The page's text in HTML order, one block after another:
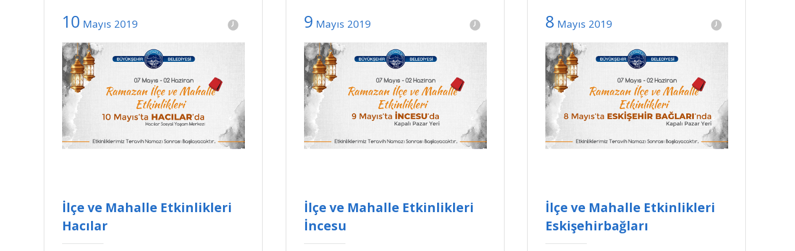
10 Mayıs 2019
İlçe ve Mahalle Etkinlikleri
Hacılar
9 Mayıs 2019
İlçe ve Mahalle Etkinlikleri
İncesu
8 Mayıs 2019
İlçe ve Mahalle Etkinlikleri
Eskişehirbağları